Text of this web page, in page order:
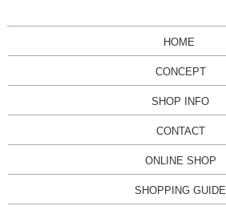
HOME
CONCEPT
SHOP INFO
CONTACT
ONLINE SHOP
SHOPPING GUIDE